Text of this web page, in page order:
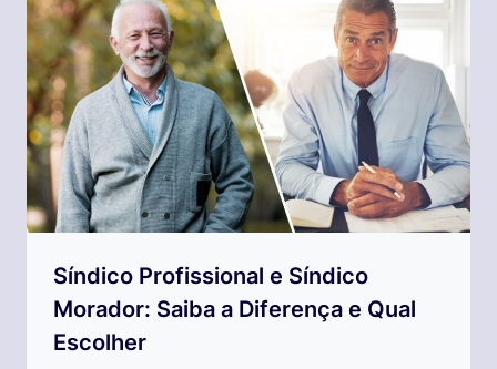
Síndico Profissional e Síndico
Morador: Saiba a Diferença e Qual
Escolher